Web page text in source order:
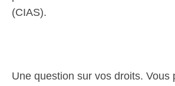
(CIAS).
Une question sur vos droits. Vous